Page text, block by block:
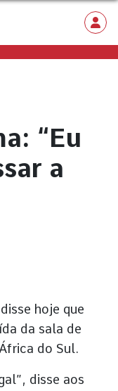
“Eu
a
hoje que
da sala de
do Sul.
disse aos